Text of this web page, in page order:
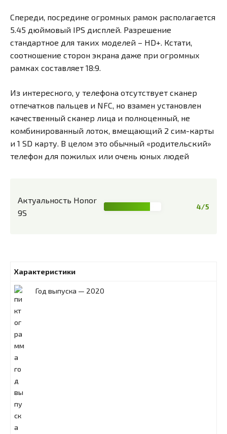
Спереди, посредине огромных рамок располагается
5.45 дюймовый IPS дисплей. Разрешение
стандартное для таких моделей – HD+. Кстати,
соотношение сторон экрана даже при огромных
рамках составляет 18:9.
Из интересного, у телефона отсутствует сканер
отпечатков пальцев и NFC, но взамен установлен
качественный сканер лица и полноценный, не
комбинированный лоток, вмещающий 2 сим-карты
и 1 SD карту. В целом это обычный «родительский»
телефон для пожилых или очень юных людей
Актуальность Honor
9S
4/5
Характеристики
Год выпуска — 2020